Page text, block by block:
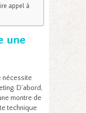
appel à
une
nécessite
D’abord,
montre de
technique